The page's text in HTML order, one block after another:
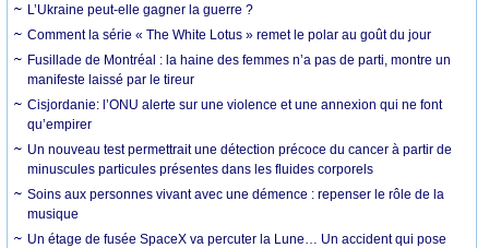
L’Ukraine peut-elle gagner la guerre ?
Comment la série « The White Lotus » remet le polar au goût du jour
Fusillade de Montréal : la haine des femmes n’a pas de parti, montre un
manifeste laissé par le tireur
Cisjordanie: l’ONU alerte sur une violence et une annexion qui ne font
qu’empirer
Un nouveau test permettrait une détection précoce du cancer à partir de
minuscules particules présentes dans les fluides corporels
Soins aux personnes vivant avec une démence : repenser le rôle de la
musique
Un étage de fusée SpaceX va percuter la Lune… Un accident qui pose